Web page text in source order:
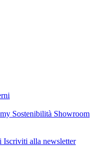
Sostenibilità Showroom
Iscriviti alla newsletter